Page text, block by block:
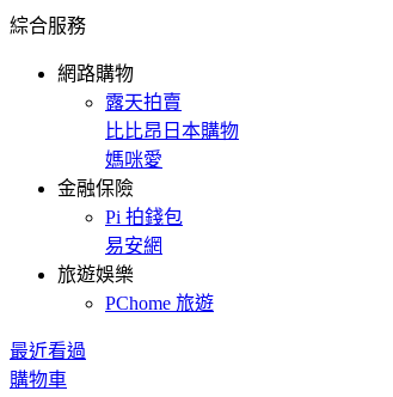
綜合服務
網路購物
露天拍賣
比比昂日本購物
媽咪愛
金融保險
Pi 拍錢包
易安網
旅遊娛樂
PChome 旅遊
最近看過
購物車